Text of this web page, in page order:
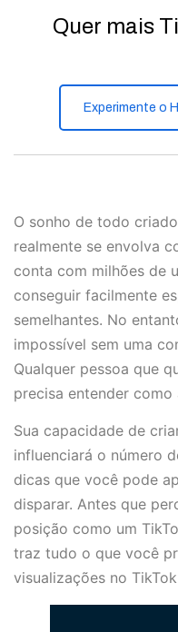
Quer mais
Experimente o
O sonho de todo
realmente se envolva
conta com milhões de
conseguir facilmente
semelhantes. No
impossível sem uma
Qualquer pessoa que
precisa entender
Sua capacidade de
influenciará o número
dicas que você pode
disparar. Antes que
posição como um
traz tudo o que você
visualizações no